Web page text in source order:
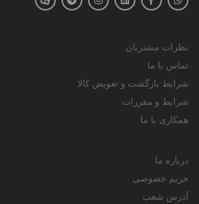
نظرات مشتریان
تماس با ما
شرایط بازگشت و تعویض کالا
شرایط و مقررات
همکاری با ما
درباره ما
حریم خصوصی
آدرس شعب